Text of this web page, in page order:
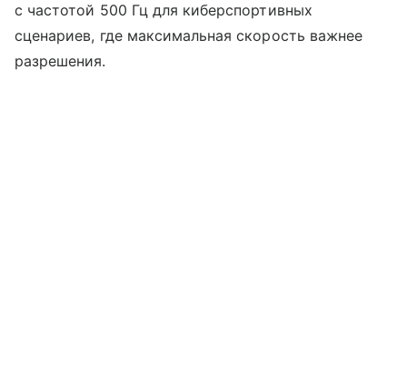
с частотой 500 Гц для киберспортивных
сценариев, где максимальная скорость важнее
разрешения.